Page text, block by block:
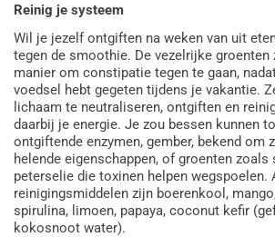
Reinig je systeem
Wil je jezelf ontgiften na weken van uit
tegen de smoothie. De vezelrijke groenten
manier om constipatie tegen te gaan,
voedsel hebt gegeten tijdens je vakantie.
lichaam te neutraliseren, ontgiften en
daarbij je energie. Je zou bessen kunnen
ontgiftende enzymen, gember, bekend om
helende eigenschappen, of groenten zoals
peterselie die toxinen helpen wegspoelen.
reinigingsmiddelen zijn boerenkool,
spirulina, limoen, papaya, coconut kefir
kokosnoot water).